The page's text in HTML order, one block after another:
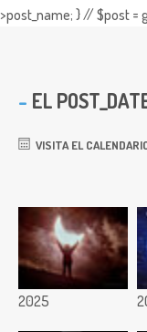
>post_name; } // $post =
EL
VISITA EL
2025